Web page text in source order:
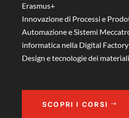
Erasmus+
Innovazione di Processi e
Automazione e Sistemi
informatica nella Digital Factory
Design e tecnologie dei materiali
SCOPRI I CORSI